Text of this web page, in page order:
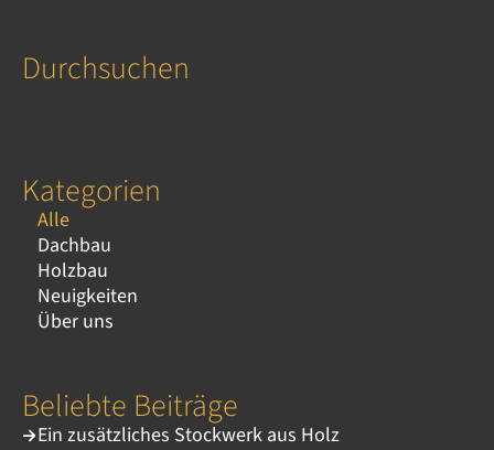
Durchsuchen
Kategorien
Dachbau
Holzbau
Neuigkeiten
Über uns
Alle
Beliebte Beiträge
Ein zusätzliches Stockwerk aus Holz